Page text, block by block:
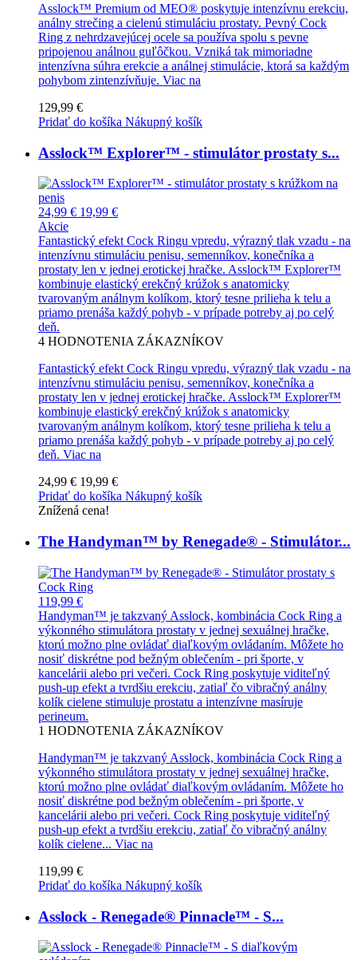
Asslock™ Premium od MEO® poskytuje intenzívnu erekciu,
análny strečing a cielenú stimuláciu prostaty. Pevný Cock
Ring z nehrdzavejúcej ocele sa používa spolu s pevne
pripojenou análnou guľôčkou. Vzniká tak mimoriadne
intenzívna súhra erekcie a análnej stimulácie, ktorá sa každým
pohybom zintenzívňuje. Viac na
129,99 €
Pridať do košíka Nákupný košík
Asslock™ Explorer™ - stimulátor prostaty s...
24,99 € 19,99 €
Akcie
Fantastický efekt Cock Ringu vpredu, výrazný tlak vzadu - na
intenzívnu stimuláciu penisu, semenníkov, konečníka a
prostaty len v jednej erotickej hračke. Asslock™ Explorer™
kombinuje elastický erekčný krúžok s anatomicky
tvarovaným análnym kolíkom, ktorý tesne prilieha k telu a
priamo prenáša každý pohyb - v prípade potreby aj po celý
deň.
4 HODNOTENIA ZÁKAZNÍKOV
Fantastický efekt Cock Ringu vpredu, výrazný tlak vzadu - na
intenzívnu stimuláciu penisu, semenníkov, konečníka a
prostaty len v jednej erotickej hračke. Asslock™ Explorer™
kombinuje elastický erekčný krúžok s anatomicky
tvarovaným análnym kolíkom, ktorý tesne prilieha k telu a
priamo prenáša každý pohyb - v prípade potreby aj po celý
deň. Viac na
24,99 € 19,99 €
Pridať do košíka Nákupný košík
Znížená cena!
The Handyman™ by Renegade® - Stimulátor...
119,99 €
Handyman™ je takzvaný Asslock, kombinácia Cock Ring a
výkonného stimulátora prostaty v jednej sexuálnej hračke,
ktorú možno plne ovládať diaľkovým ovládaním. Môžete ho
nosiť diskrétne pod bežným oblečením - pri športe, v
kancelárii alebo pri večeri. Cock Ring poskytuje viditeľný
push-up efekt a tvrdšiu erekciu, zatiaľ čo vibračný análny
kolík cielene stimuluje prostatu a intenzívne masíruje
perineum.
1 HODNOTENIA ZÁKAZNÍKOV
Handyman™ je takzvaný Asslock, kombinácia Cock Ring a
výkonného stimulátora prostaty v jednej sexuálnej hračke,
ktorú možno plne ovládať diaľkovým ovládaním. Môžete ho
nosiť diskrétne pod bežným oblečením - pri športe, v
kancelárii alebo pri večeri. Cock Ring poskytuje viditeľný
push-up efekt a tvrdšiu erekciu, zatiaľ čo vibračný análny
kolík cielene... Viac na
119,99 €
Pridať do košíka Nákupný košík
Asslock - Renegade® Pinnacle™ - S...